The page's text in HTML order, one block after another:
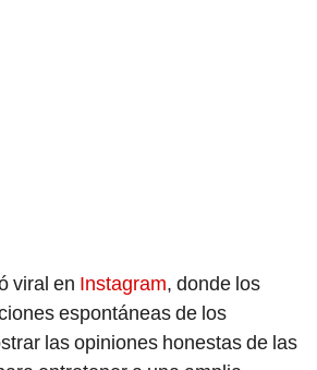
viral en Instagram, donde los
espontáneas de los
las opiniones honestas de las